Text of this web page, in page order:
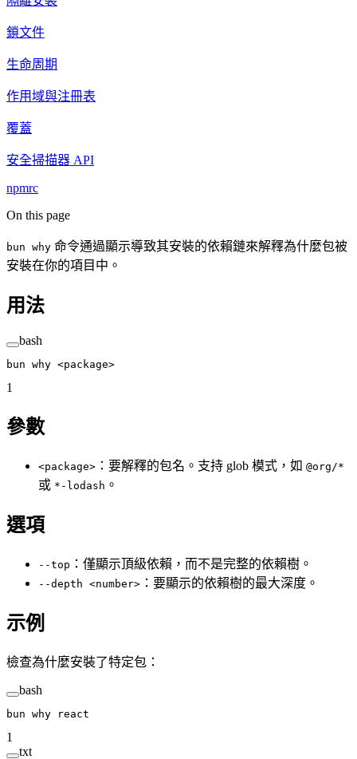
鎖文件
生命周期
作用域與注冊表
覆蓋
安全掃描器 API
npmrc
On this page
bun why 命令通過顯示導致其安裝的依賴鏈來解釋為什麼包被
安裝在你的項目中。
用法
bash
bun why <package>
1
參數
<package> ：要解釋的包名。支持 glob 模式，如 @org/*
或 *-lodash 。
選項
--top ：僅顯示頂級依賴，而不是完整的依賴樹。
--depth <number> ：要顯示的依賴樹的最大深度。
示例
檢查為什麼安裝了特定包：
bash
bun why react
1
txt